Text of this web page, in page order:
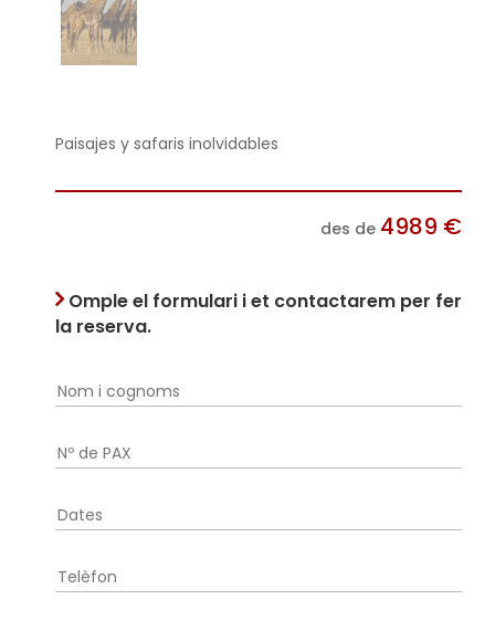
Paisajes y safaris inolvidables
des de 4989 €
Omple el formulari i et contactarem per fer
la reserva.